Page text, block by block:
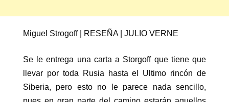
Miguel Strogoff | RESEÑA | JULIO VERNE
Se le entrega una carta a Storgoff que tiene que
llevar por toda Rusia hasta el Ultimo rincón de
Siberia, pero esto no le parece nada sencillo,